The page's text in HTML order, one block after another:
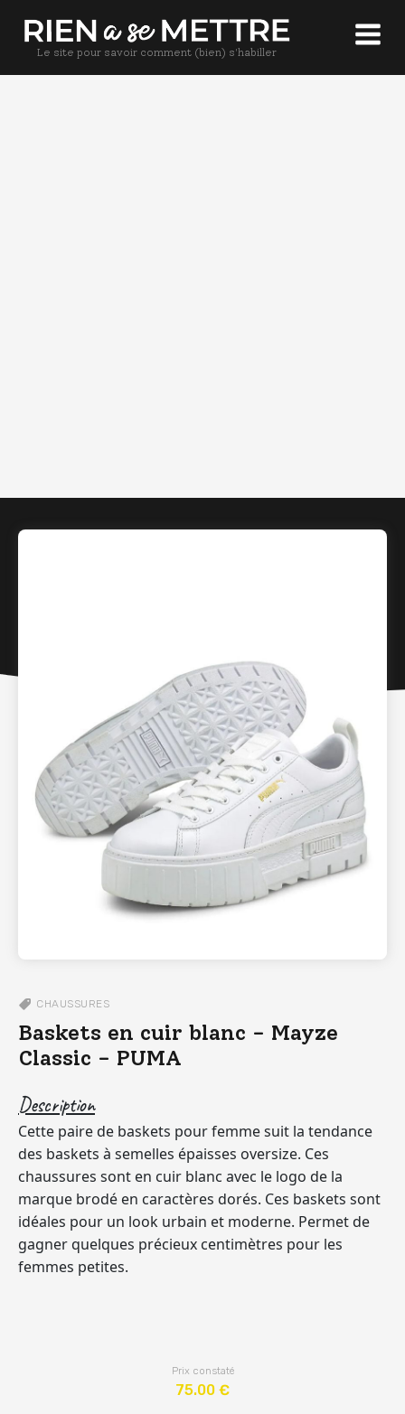
Le site pour savoir comment (bien) s'habiller
CHAUSSURES
Baskets en cuir blanc - Mayze
Classic - PUMA
Description
Cette paire de baskets pour femme suit la tendance
des baskets à semelles épaisses oversize. Ces
chaussures sont en cuir blanc avec le logo de la
marque brodé en caractères dorés. Ces baskets sont
idéales pour un look urbain et moderne. Permet de
gagner quelques précieux centimètres pour les
femmes petites.
Prix constaté
75.00 €